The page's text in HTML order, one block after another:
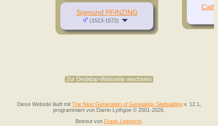
Sigmund PFINZING
(1513-1572)
Zur Desktop-Webseite wechseln
Diese Website läuft mit The Next Generation of Genealogy Sitebuilding v. 12.1,
programmiert von Darrin Lythgoe © 2001-2026.
Betreut von Frank Leiprecht.